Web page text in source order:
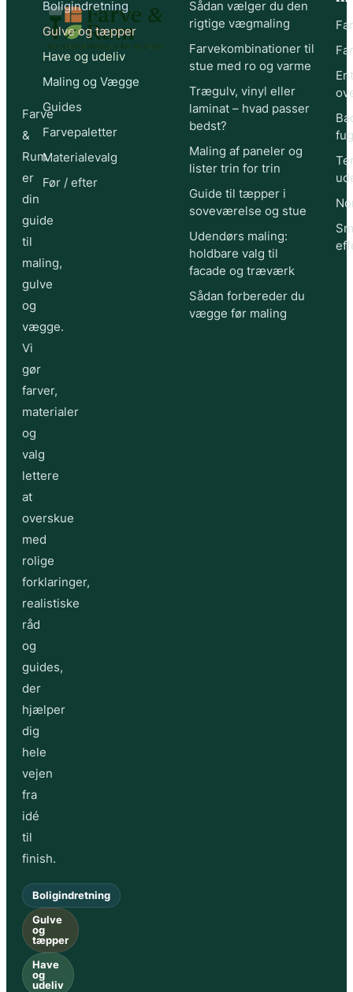
Farve
&
Rum
er
din
guide
til
maling,
gulve
og
vægge.
Vi
gør
farver,
materialer
og
valg
lettere
at
overskue
med
rolige
forklaringer,
realistiske
råd
og
guides,
der
hjælper
dig
hele
vejen
fra
idé
til
finish.
Boligindretning
Gulve
og
tæpper
Have
og
udeliv
Boligindretning
Gulve og tæpper
Have og udeliv
Maling og Vægge
Guides
Farvepaletter
Materialevalg
Før / efter
Sådan vælger du den
rigtige vægmaling
Farvekombinationer til
stue med ro og varme
Trægulv, vinyl eller
laminat – hvad passer
bedst?
Maling af paneler og
lister trin for trin
Guide til tæpper i
soveværelse og stue
Udendørs maling:
holdbare valg til
facade og træværk
Sådan forbereder du
vægge før maling